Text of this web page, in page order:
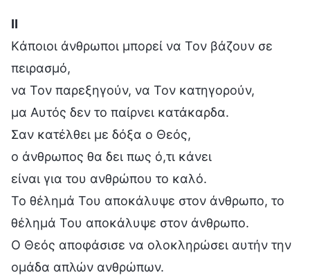
Ⅱ
Kάποιοι άνθρωποι μπορεί να Τον βάζουν σε
πειρασμό,
να Τον παρεξηγούν, να Τον κατηγορούν,
μα Αυτός δεν το παίρνει κατάκαρδα.
Σαν κατέλθει με δόξα ο Θεός,
ο άνθρωπος θα δει πως ό,τι κάνει
είναι για του ανθρώπου το καλό.
Το θέλημά Του αποκάλυψε στον άνθρωπο, το
θέλημά Του αποκάλυψε στον άνθρωπο.
Ο Θεός αποφάσισε να ολοκληρώσει αυτήν την
ομάδα απλών ανθρώπων.